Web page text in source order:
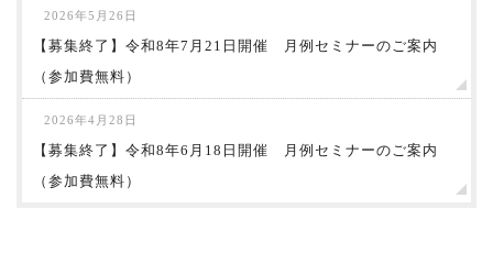
2026年5月26日
【募集終了】令和8年7月21日開催 月例セミナーのご案内
（参加費無料）
2026年4月28日
【募集終了】令和8年6月18日開催 月例セミナーのご案内
（参加費無料）